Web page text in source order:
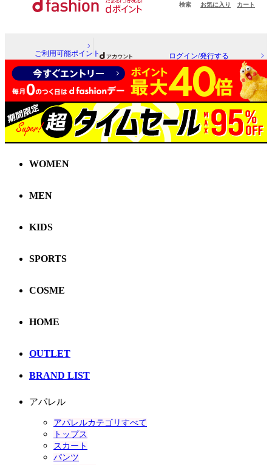
検索 お気に入り カート
ご利用可能ポイント ログイン/発行する
WOMEN
MEN
KIDS
SPORTS
COSME
HOME
OUTLET
BRAND LIST
アパレル
アパレルカテゴリすべて
トップス
スカート
パンツ